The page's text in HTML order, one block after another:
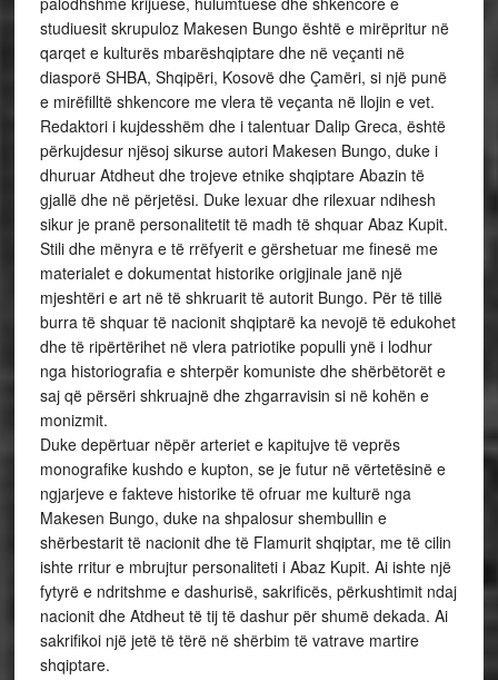
studiuesit skrupuloz Makesen Bungo është e mirëpritur në
qarqet e kulturës mbarëshqiptare dhe në veçanti në
diasporë SHBA, Shqipëri, Kosovë dhe Çamëri, si një punë
e mirëfilltë shkencore me vlera të veçanta në llojin e vet.
Redaktori i kujdesshëm dhe i talentuar Dalip Greca, është
përkujdesur njësoj sikurse autori Makesen Bungo, duke i
dhuruar Atdheut dhe trojeve etnike shqiptare Abazin të
gjallë dhe në përjetësi. Duke lexuar dhe rilexuar ndihesh
sikur je pranë personalitetit të madh të shquar Abaz Kupit.
Stili dhe mënyra e të rrëfyerit e gërshetuar me finesë me
materialet e dokumentat historike origjinale janë një
mjeshtëri e art në të shkruarit të autorit Bungo. Për të tillë
burra të shquar të nacionit shqiptarë ka nevojë të edukohet
dhe të ripërtërihet në vlera patriotike populli ynë i lodhur
nga historiografia e shterpër komuniste dhe shërbëtorët e
saj që përsëri shkruajnë dhe zhgarravisin si në kohën e
monizmit.
Duke depërtuar nëpër arteriet e kapitujve të veprës
monografike kushdo e kupton, se je futur në vërtetësinë e
ngjarjeve e fakteve historike të ofruar me kulturë nga
Makesen Bungo, duke na shpalosur shembullin e
shërbestarit të nacionit dhe të Flamurit shqiptar, me të cilin
ishte rritur e mbrujtur personaliteti i Abaz Kupit. Ai ishte një
fytyrë e ndritshme e dashurisë, sakrificës, përkushtimit ndaj
nacionit dhe Atdheut të tij të dashur për shumë dekada. Ai
sakrifikoi një jetë të tërë në shërbim të vatrave martire
shqiptare.